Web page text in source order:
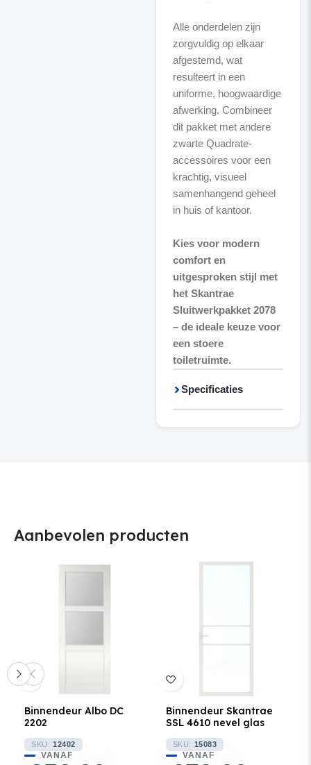
Alle onderdelen zijn
zorgvuldig op elkaar
afgestemd, wat
resulteert in een
uniforme, hoogwaardige
afwerking. Combineer
dit pakket met andere
zwarte Quadrate-
accessoires voor een
krachtig, visueel
samenhangend geheel
in huis of kantoor.
Kies voor modern
comfort en
uitgesproken stijl met
het Skantrae
Sluitwerkpakket 2078
– de ideale keuze voor
een stoere
toiletruimte.
Specificaties
Aanbevolen producten
Binnendeur Albo DC
2202
SKU: 12402
VANAF
Binnendeur Skantrae
SSL 4610 nevel glas
SKU: 15083
VANAF